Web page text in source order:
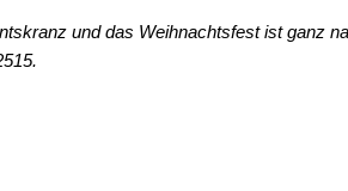
und das Weihnachtsfest ist ganz